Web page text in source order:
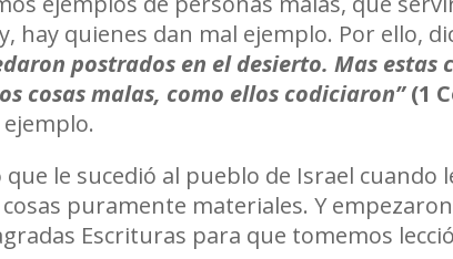
hay quienes dan mal ejemplo. Por ello,
postrados en el desierto. Mas estas
cosas malas, como ellos codiciaron” (1
le sucedió al pueblo de Israel cuando
puramente materiales. Y
Escrituras para que tomemos